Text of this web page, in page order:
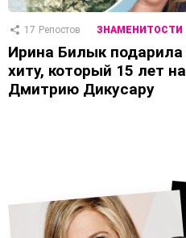
17 Репостов ЗНАМЕНИТОСТИ
Ирина Билык
хиту, который 15 лет
Дмитрию Дикусару